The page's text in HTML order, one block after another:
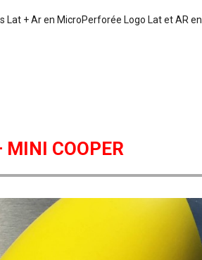
+ Ar en MicroPerforée Logo Lat et AR en
MINI COOPER